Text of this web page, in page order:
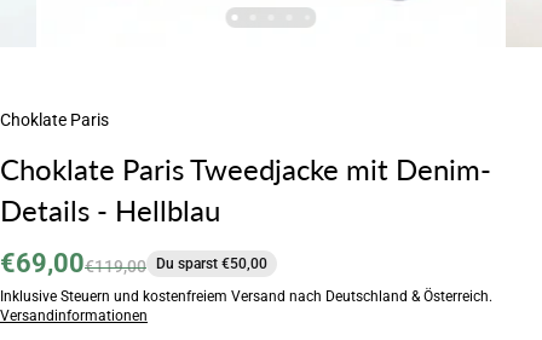
Choklate Paris
Choklate Paris Tweedjacke mit Denim-
Details - Hellblau
€69,00€119,00
Du sparst €50,00
Inklusive Steuern und kostenfreiem Versand nach Deutschland & Österreich.
Versandinformationen